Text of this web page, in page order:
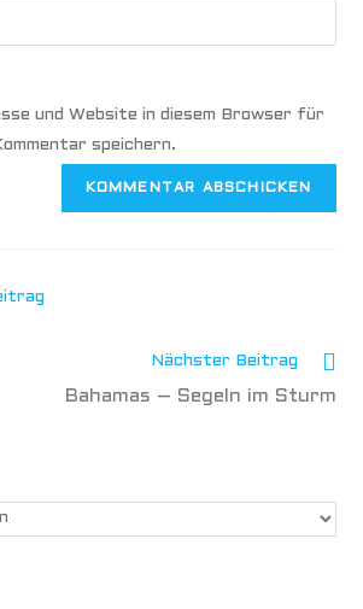
und Website in diesem Browser für
speichern.
Nächster Beitrag
Bahamas – Segeln im Sturm